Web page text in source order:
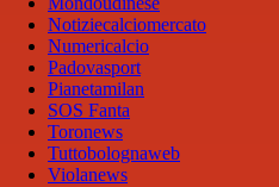
Notiziecalciomercato
Numericalcio
Padovasport
Pianetamilan
SOS Fanta
Toronews
Tuttobolognaweb
Violanews